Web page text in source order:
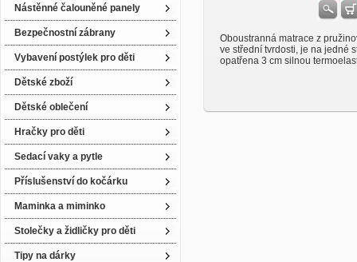
Nástěnné čalouněné panely
Bezpečnostní zábrany
Vybavení postýlek pro děti
Dětské zboží
Dětské oblečení
Hračky pro děti
Sedací vaky a pytle
Příslušenství do kočárku
Maminka a miminko
Stolečky a židličky pro děti
Tipy na dárky
Oboustranná matrace z
ve střední tvrdosti, je na jedné
opatřena 3 cm silnou